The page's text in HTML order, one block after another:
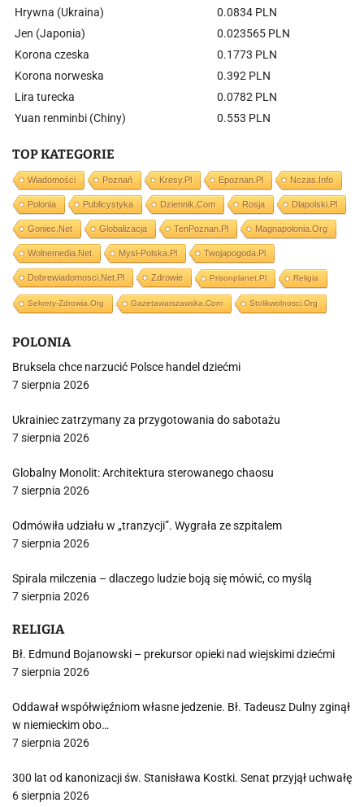
Hrywna (Ukraina)
0.0834 PLN
Jen (Japonia)
0.023565 PLN
Korona czeska
0.1773 PLN
Korona norweska
0.392 PLN
Lira turecka
0.0782 PLN
Yuan renminbi (Chiny)
0.553 PLN
TOP KATEGORIE
Wiadomości Poznań Kresy.pl Epoznan.pl Nczas.info
Polonia Publicystyka Dziennik.com Rosja Dlapolski.pl
Goniec.net Globalizacja TenPoznan.pl Magnapolonia.org
Wolnemedia.net Mysl-Polska.pl Twojapogoda.pl
Dobrewiadomosci.net.pl Zdrowie Prisonplanet.pl Religia
Sekrety-Zdrowia.org Gazetawarszawska.com Stolikwolnosci.org
POLONIA
Bruksela chce narzucić Polsce handel dziećmi
7 sierpnia 2026
Ukrainiec zatrzymany za przygotowania do sabotażu
7 sierpnia 2026
Globalny Monolit: Architektura sterowanego chaosu
7 sierpnia 2026
Odmówiła udziału w „tranzycji”. Wygrała ze szpitalem
7 sierpnia 2026
Spirala milczenia – dlaczego ludzie boją się mówić, co myślą
7 sierpnia 2026
RELIGIA
Bł. Edmund Bojanowski – prekursor opieki nad wiejskimi dziećmi
7 sierpnia 2026
Oddawał współwięźniom własne jedzenie. Bł. Tadeusz Dulny zginął
w niemieckim obo…
7 sierpnia 2026
300 lat od kanonizacji św. Stanisława Kostki. Senat przyjął uchwałę
6 sierpnia 2026